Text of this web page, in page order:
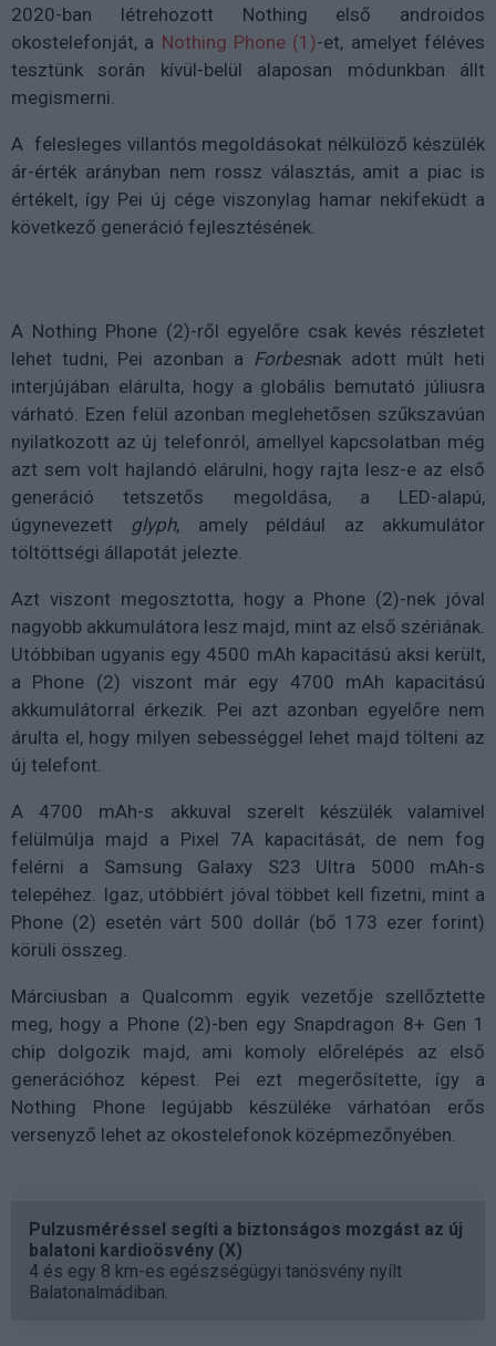
2020-ban létrehozott Nothing első androidos
okostelefonját, a Nothing Phone (1)-et, amelyet féléves
tesztünk során kívül-belül alaposan módunkban állt
megismerni.
A felesleges villantós megoldásokat nélkülöző készülék
ár-érték arányban nem rossz választás, amit a piac is
értékelt, így Pei új cége viszonylag hamar nekifeküdt a
következő generáció fejlesztésének.
A Nothing Phone (2)-ről egyelőre csak kevés részletet
lehet tudni, Pei azonban a Forbesnak adott múlt heti
interjújában elárulta, hogy a globális bemutató júliusra
várható. Ezen felül azonban meglehetősen szűkszavúan
nyilatkozott az új telefonról, amellyel kapcsolatban még
azt sem volt hajlandó elárulni, hogy rajta lesz-e az első
generáció tetszetős megoldása, a LED-alapú,
úgynevezett glyph, amely például az akkumulátor
töltöttségi állapotát jelezte.
Azt viszont megosztotta, hogy a Phone (2)-nek jóval
nagyobb akkumulátora lesz majd, mint az első szériának.
Utóbbiban ugyanis egy 4500 mAh kapacitású aksi került,
a Phone (2) viszont már egy 4700 mAh kapacitású
akkumulátorral érkezik. Pei azt azonban egyelőre nem
árulta el, hogy milyen sebességgel lehet majd tölteni az
új telefont.
A 4700 mAh-s akkuval szerelt készülék valamivel
felülmúlja majd a Pixel 7A kapacitását, de nem fog
felérni a Samsung Galaxy S23 Ultra 5000 mAh-s
telepéhez. Igaz, utóbbiért jóval többet kell fizetni, mint a
Phone (2) esetén várt 500 dollár (bő 173 ezer forint)
körüli összeg.
Márciusban a Qualcomm egyik vezetője szellőztette
meg, hogy a Phone (2)-ben egy Snapdragon 8+ Gen 1
chip dolgozik majd, ami komoly előrelépés az első
generációhoz képest. Pei ezt megerősítette, így a
Nothing Phone legújabb készüléke várhatóan erős
versenyző lehet az okostelefonok középmezőnyében.
Pulzusméréssel segíti a biztonságos mozgást az új
balatoni kardioösvény (X)
4 és egy 8 km-es egészségügyi tanösvény nyílt
Balatonalmádiban.